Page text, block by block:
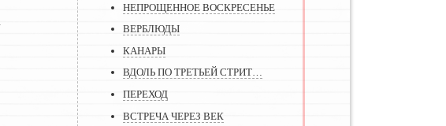
НЕПРОЩЕННОЕ ВОСКРЕСЕНЬЕ
ВЕРБЛЮДЫ
КАНАРЫ
ВДОЛЬ ПО ТРЕТЬЕЙ СТРИТ…
ПЕРЕХОД
ВСТРЕЧА ЧЕРЕЗ ВЕК